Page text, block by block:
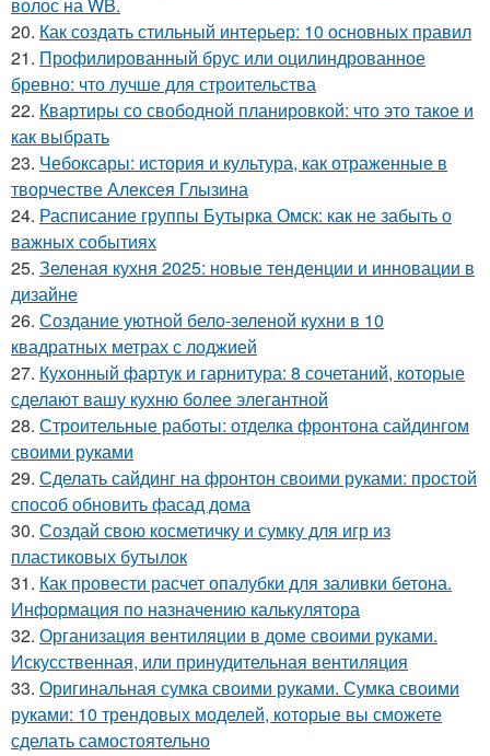
волос на WB.
20. Как создать стильный интерьер: 10 основных правил
21. Профилированный брус или оцилиндрованное
бревно: что лучше для строительства
22. Квартиры со свободной планировкой: что это такое и
как выбрать
23. Чебоксары: история и культура, как отраженные в
творчестве Алексея Глызина
24. Расписание группы Бутырка Омск: как не забыть о
важных событиях
25. Зеленая кухня 2025: новые тенденции и инновации в
дизайне
26. Создание уютной бело-зеленой кухни в 10
квадратных метрах с лоджией
27. Кухонный фартук и гарнитура: 8 сочетаний, которые
сделают вашу кухню более элегантной
28. Строительные работы: отделка фронтона сайдингом
своими руками
29. Сделать сайдинг на фронтон своими руками: простой
способ обновить фасад дома
30. Создай свою косметичку и сумку для игр из
пластиковых бутылок
31. Как провести расчет опалубки для заливки бетона.
Информация по назначению калькулятора
32. Организация вентиляции в доме своими руками.
Искусственная, или принудительная вентиляция
33. Оригинальная сумка своими руками. Сумка своими
руками: 10 трендовых моделей, которые вы сможете
сделать самостоятельно